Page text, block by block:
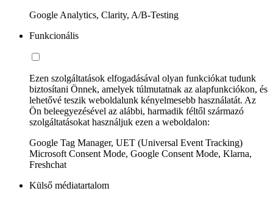
Google Analytics, Clarity, A/B-Testing
Funkcionális
Ezen szolgáltatások elfogadásával olyan funkciókat tudunk
biztosítani Önnek, amelyek túlmutatnak az alapfunkciókon, és
lehetővé teszik weboldalunk kényelmesebb használatát. Az
Ön beleegyezésével az alábbi, harmadik féltől származó
szolgáltatásokat használjuk ezen a weboldalon:
Google Tag Manager, UET (Universal Event Tracking)
Microsoft Consent Mode, Google Consent Mode, Klarna,
Freshchat
Külső médiatartalom